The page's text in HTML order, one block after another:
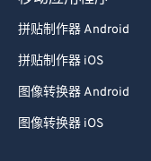
拼贴制作器 Android
拼贴制作器 iOS
图像转换器 Android
图像转换器 iOS